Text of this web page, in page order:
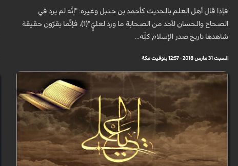
فإذا قال أهل العلم بالحديث كأحمد بن حنبل وغيره: "إنَّه لم يرد في
الصحاح والحسان لأحد من الصحابة ما ورد لعليٍّ"(1)، فإنَّما يقرّون حقيقة
شاهدها تاريخ صدر الإسلام كلِّه...
السبت 31 مارس 2018 - 12:57 بتوقيت مكة